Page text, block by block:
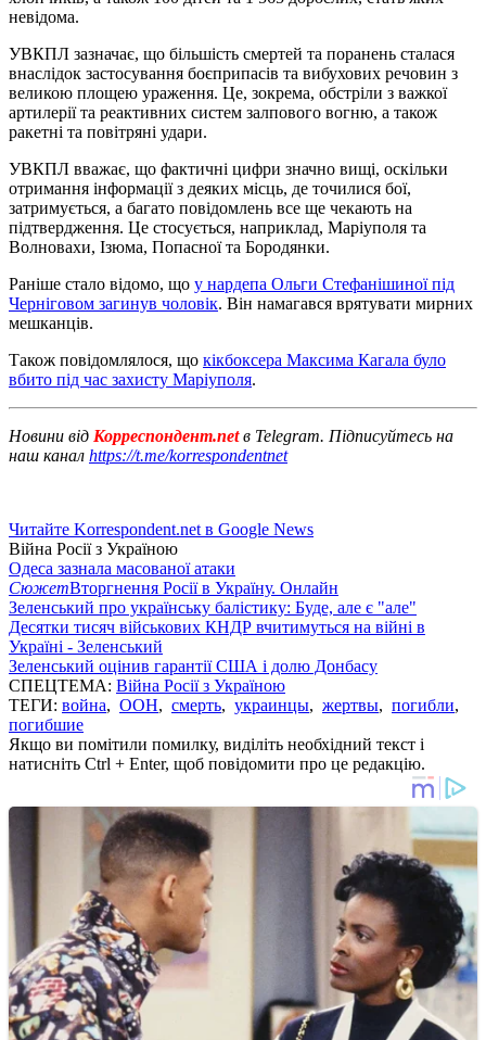
невідома.
УВКПЛ зазначає, що більшість смертей та поранень сталася
внаслідок застосування боєприпасів та вибухових речовин з
великою площею ураження. Це, зокрема, обстріли з важкої
артилерії та реактивних систем залпового вогню, а також
ракетні та повітряні удари.
УВКПЛ вважає, що фактичні цифри значно вищі, оскільки
отримання інформації з деяких місць, де точилися бої,
затримується, а багато повідомлень все ще чекають на
підтвердження. Це стосується, наприклад, Маріуполя та
Волновахи, Ізюма, Попасної та Бородянки.
Раніше стало відомо, що у нардепа Ольги Стефанішиної під
Черніговом загинув чоловік. Він намагався врятувати мирних
мешканців.
Також повідомлялося, що кікбоксера Максима Кагала було
вбито під час захисту Маріуполя.
Новини від Корреспондент.netв Telegram. Підписуйтесь на
наш канал https://t.me/korrespondentnet
Читайте Korrespondent.net в Google News
Війна Росії з Україною
Одеса зазнала масованої атаки
СюжетВторгнення Росії в Україну. Онлайн
Зеленський про українську балістику: Буде, але є "але"
Десятки тисяч військових КНДР вчитимуться на війні в
Україні - Зеленський
Зеленський оцінив гарантії США і долю Донбасу
СПЕЦТЕМА: Війна Росії з Україною
ТЕГИ: война, ООН, смерть, украинцы, жертвы, погибли,
погибшие
Якщо ви помітили помилку, виділіть необхідний текст і
натисніть Ctrl + Enter, щоб повідомити про це редакцію.